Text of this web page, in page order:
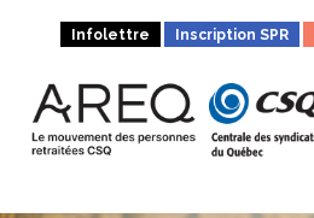
Infolettre Inscription SPR